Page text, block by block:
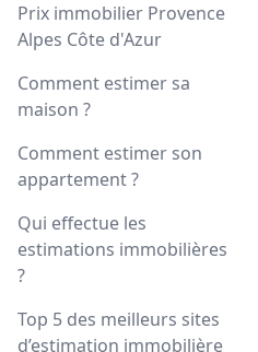
Prix immobilier Provence
Alpes Côte d'Azur
Comment estimer sa
maison ?
Comment estimer son
appartement ?
Qui effectue les
estimations immobilières
?
Top 5 des meilleurs sites
d’estimation immobilière